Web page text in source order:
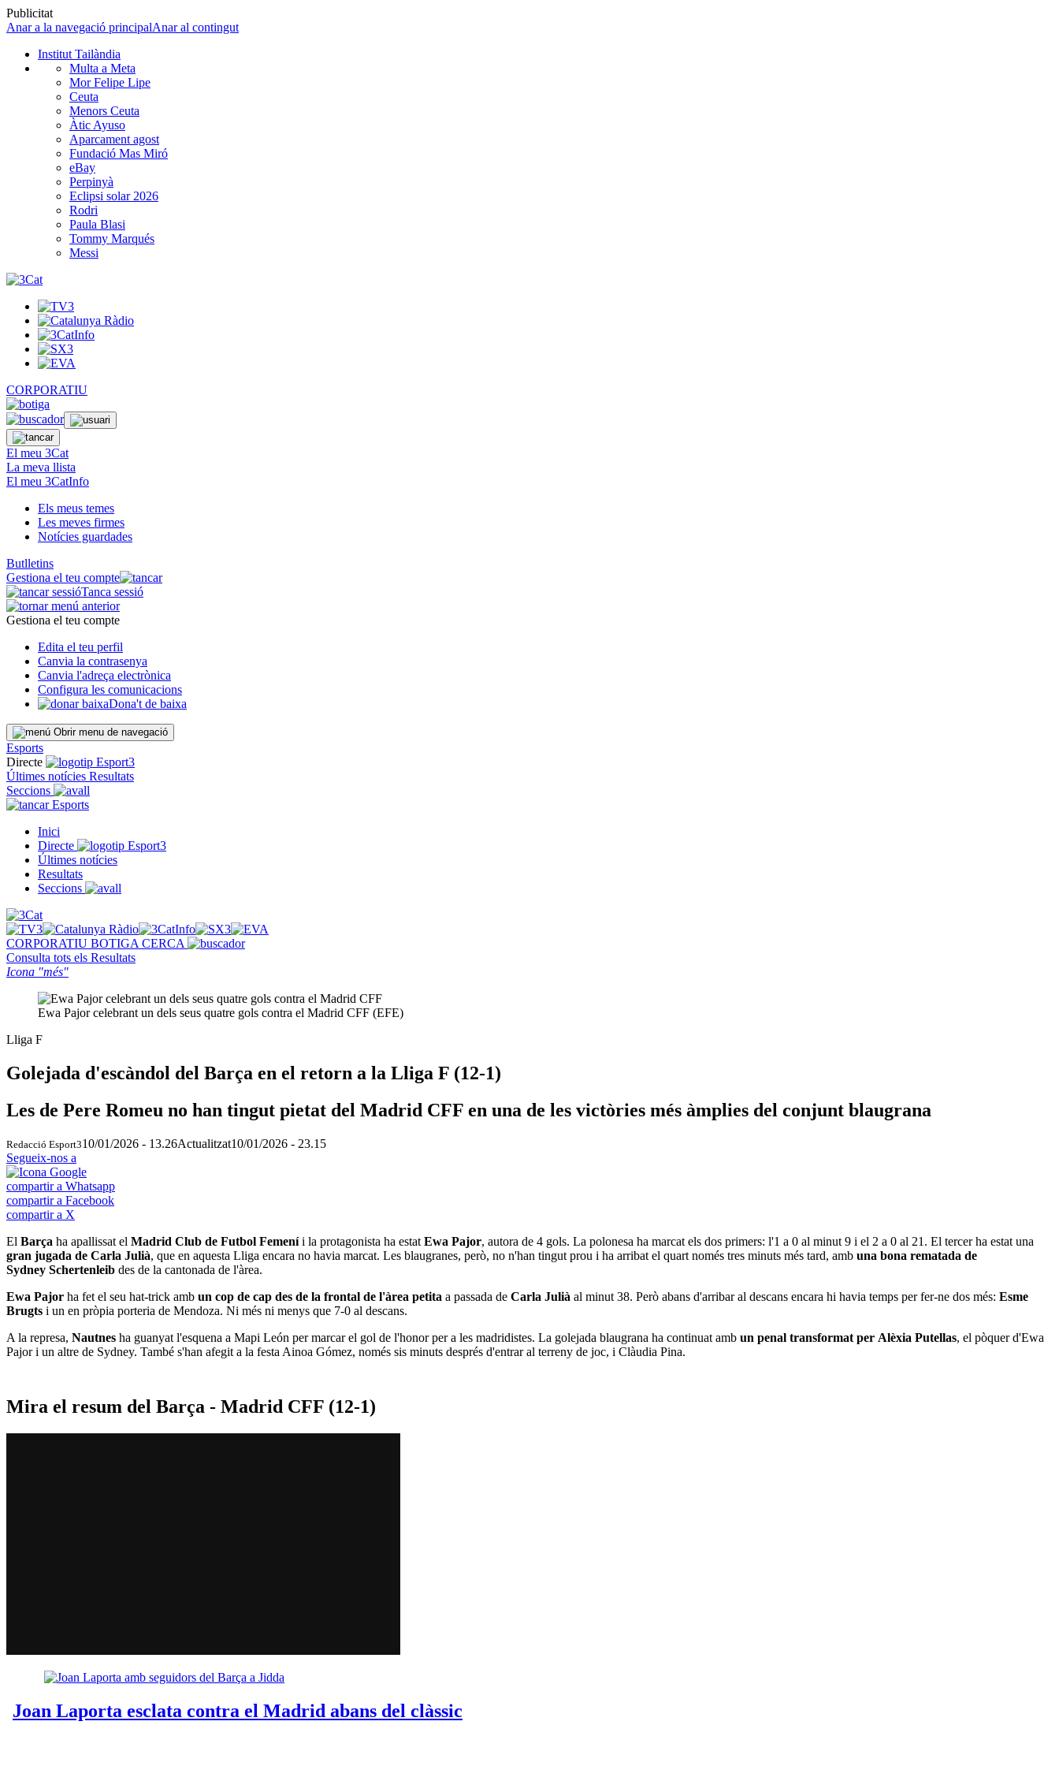
Publicitat
Anar a la navegació principalAnar al contingut
Institut Tailàndia
Multa a Meta
Mor Felipe Lipe
Ceuta
Menors Ceuta
Àtic Ayuso
Aparcament agost
Fundació Mas Miró
eBay
Perpinyà
Eclipsi solar 2026
Rodri
Paula Blasi
Tommy Marqués
Messi
CORPORATIU
El meu 3Cat
La meva llista
El meu 3CatInfo
Els meus temes
Les meves firmes
Notícies guardades
Butlletins
Gestiona el teu compte
Tanca sessió
Gestiona el teu compte
Edita el teu perfil
Canvia la contrasenya
Canvia l'adreça electrònica
Configura les comunicacions
Dona't de baixa
Obrir menu de navegació
Esports
Directe
Últimes notícies Resultats
Seccions
Esports
Inici
Directe
Últimes notícies
Resultats
Seccions
CORPORATIU BOTIGA CERCA
Consulta tots els Resultats
Icona "més"
Ewa Pajor celebrant un dels seus quatre gols contra el Madrid CFF (EFE)
Lliga F
Golejada d'escàndol del Barça en el retorn a la Lliga F (12-1)
Les de Pere Romeu no han tingut pietat del Madrid CFF en una de les victòries més àmplies del conjunt blaugrana
Redacció Esport310/01/2026 - 13.26Actualitzat10/01/2026 - 23.15
Segueix-nos a
compartir a Whatsapp
compartir a Facebook
compartir a X
El Barça ha apallissat el Madrid Club de Futbol Femeníi la protagonista ha estat Ewa Pajor, autora de 4 gols. La polonesa ha marcat els dos primers: l'1 a 0 al minut 9 i el 2 a 0 al 21. El tercer ha estat una
gran jugada de Carla Julià, que en aquesta Lliga encara no havia marcat. Les blaugranes, però, no n'han tingut prou i ha arribat el quart només tres minuts més tard, amb una bona rematada de
Sydney Schertenleib des de la cantonada de l'àrea.
Ewa Pajor ha fet el seu hat-trick amb un cop de cap des de la frontal de l'àrea petita a passada de Carla Julià al minut 38. Però abans d'arribar al descans encara hi havia temps per fer-ne dos més: Esme
Brugts i un en pròpia porteria de Mendoza. Ni més ni menys que 7-0 al descans.
A la represa, Nautnes ha guanyat l'esquena a Mapi León per marcar el gol de l'honor per a les madridistes. La golejada blaugrana ha continuat amb un penal transformat per Alèxia Putellas, el pòquer d'Ewa
Pajor i un altre de Sydney. També s'han afegit a la festa Ainoa Gómez, només sis minuts després d'entrar al terreny de joc, i Clàudia Pina.
Mira el resum del Barça - Madrid CFF (12-1)